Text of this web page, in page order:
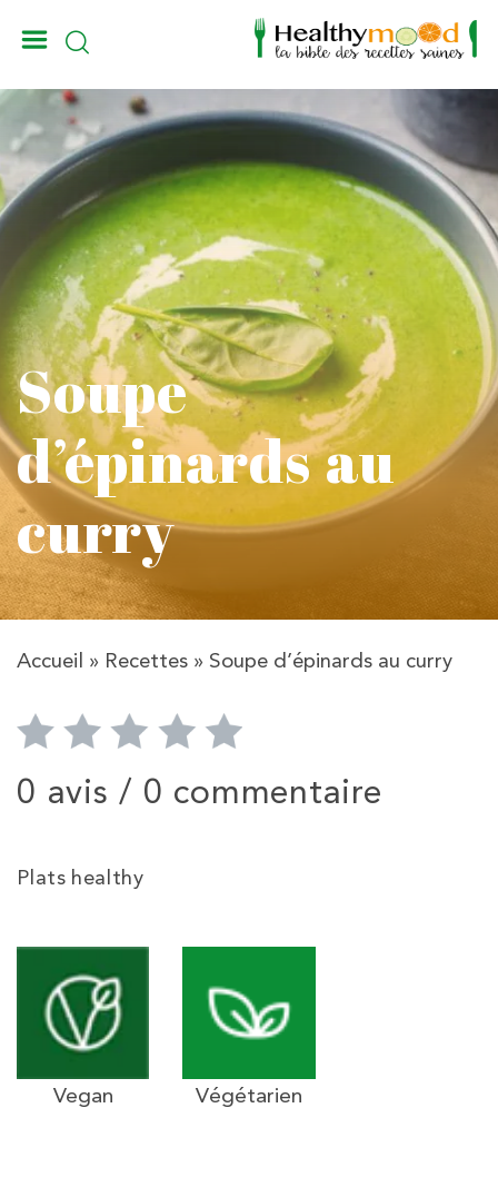
Soupe
d’épinards au
curry
Accueil » Recettes » Soupe d’épinards au curry
0 avis / 0 commentaire
Plats healthy
Vegan Végétarien